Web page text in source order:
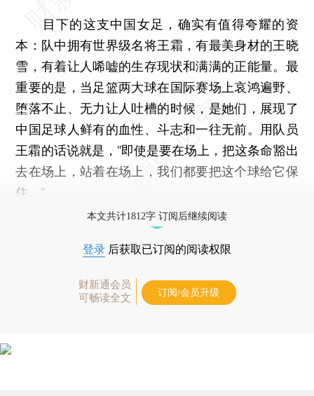
目下的这支中国女足，确实有值得夸耀的资
本：队中拥有世界级名将王霜，有最美身材的王晓
雪，有着让人唏嘘的生存现状和满满的正能量。最
重要的是，当足篮两大球在国际赛场上哀鸿遍野、
堕落不止、无力让人吐槽的时候，是她们，展现了
中国足球人鲜有的血性、斗志和一往无前。用队员
王霜的话说就是，“即使是要在场上，把这条命豁出
去在场上，站着在场上，我们都要把这个球给它保
住。”
本文共计1812字 订阅后继续阅读
登录 后获取已订阅的阅读权限
财新通会员
可畅读全文
订阅/会员升级